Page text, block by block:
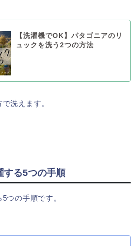
【洗濯機でOK】パタゴニアのリ
ュックを洗う2つの方法
洗えます。
する5つの手順
つの手順です。